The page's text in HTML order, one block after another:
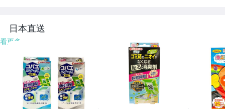
日本直送
看更多